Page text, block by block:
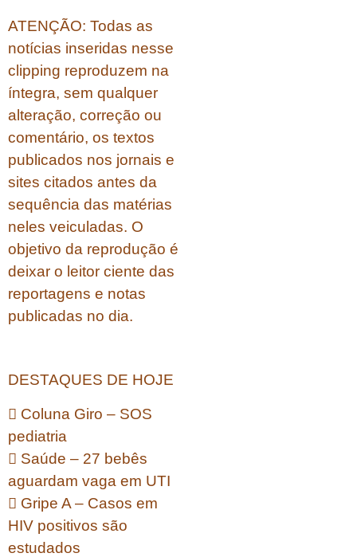
ATENÇÃO: Todas as
notícias inseridas nesse
clipping reproduzem na
íntegra, sem qualquer
alteração, correção ou
comentário, os textos
publicados nos jornais e
sites citados antes da
sequência das matérias
neles veiculadas. O
objetivo da reprodução é
deixar o leitor ciente das
reportagens e notas
publicadas no dia.
DESTAQUES DE HOJE
 Coluna Giro – SOS
pediatria
 Saúde – 27 bebês
aguardam vaga em UTI
 Gripe A – Casos em
HIV positivos são
estudados